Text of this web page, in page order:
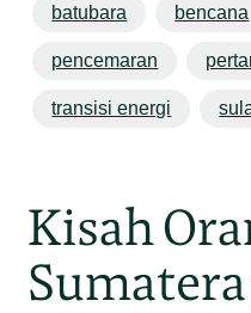
batubara bencana
pencemaran
transisi energi
Kisah